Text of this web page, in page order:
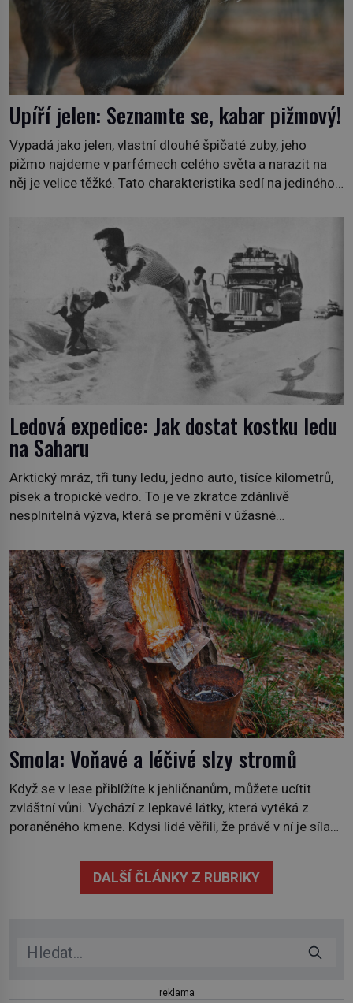
Upíří jelen: Seznamte se, kabar pižmový!
Vypadá jako jelen, vlastní dlouhé špičaté zuby, jeho
pižmo najdeme v parfémech celého světa a narazit na
něj je velice těžké. Tato charakteristika sedí na jediného
1778), jenže v Asii o něm ví už celá staletí. Zvíře
připomíná jelena, v kohoutku dosahuje […]
Ledová expedice: Jak dostat kostku ledu
na Saharu
Arktický mráz, tři tuny ledu, jedno auto, tisíce kilometrů,
písek a tropické vedro. To je ve zkratce zdánlivě
nesplnitelná výzva, která se promění v úžasné
na podzim 1958 jako hec. Rádio Luxembourg přichází s
neobvyklou výzvou. Tomu, kdo dokáže dopravit ze
severního polárního kruhu na […]
Smola: Voňavé a léčivé slzy stromů
Když se v lese přiblížíte k jehličnanům, můžete ucítit
zvláštní vůni. Vychází z lepkavé látky, která vytéká z
poraněného kmene. Kdysi lidé věřili, že právě v ní je síla
lidstvo pracovalo. Chrání strom před infekcí, hmyzem a
vysycháním. Dá se říct, že je to přírodní […]
DALŠÍ ČLÁNKY Z RUBRIKY
reklama